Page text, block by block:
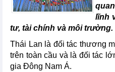
lĩnh
tư, tài chính và môi trường.
Thái Lan là đối tác thương
trên toàn cầu và là đối tác
gia Đông Nam Á.